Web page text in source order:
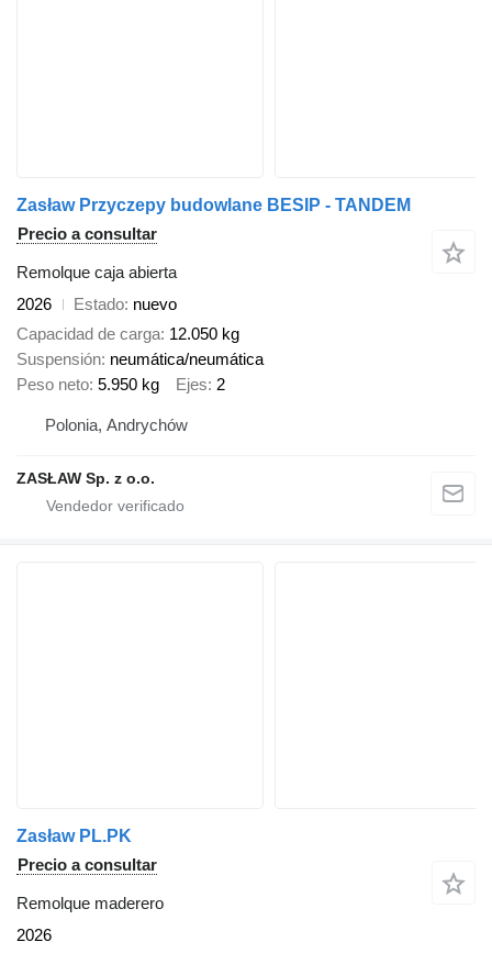
Zasław Przyczepy budowlane BESIP - TANDEM
Precio a consultar
Remolque caja abierta
2026
Estado nuevo
Capacidad de carga 12.050 kg
Suspensión neumática/neumática
Peso neto 5.950 kg Ejes 2
Polonia, Andrychów
ZASŁAW Sp. z o.o.
Zasław PL.PK
Precio a consultar
Remolque maderero
2026